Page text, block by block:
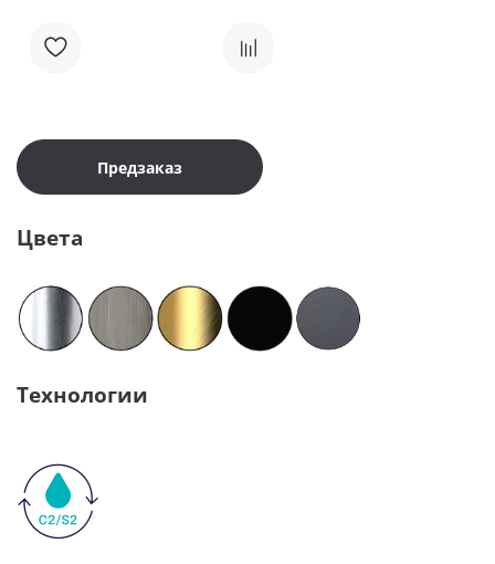
Предзаказ
Цвета
Технологии